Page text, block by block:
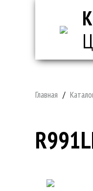
Главная /